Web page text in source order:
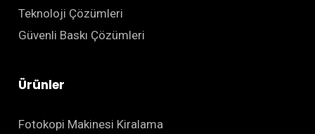
Teknoloji Çözümleri
Güvenli Baskı Çözümleri
Ürünler
Fotokopi Makinesi Kiralama